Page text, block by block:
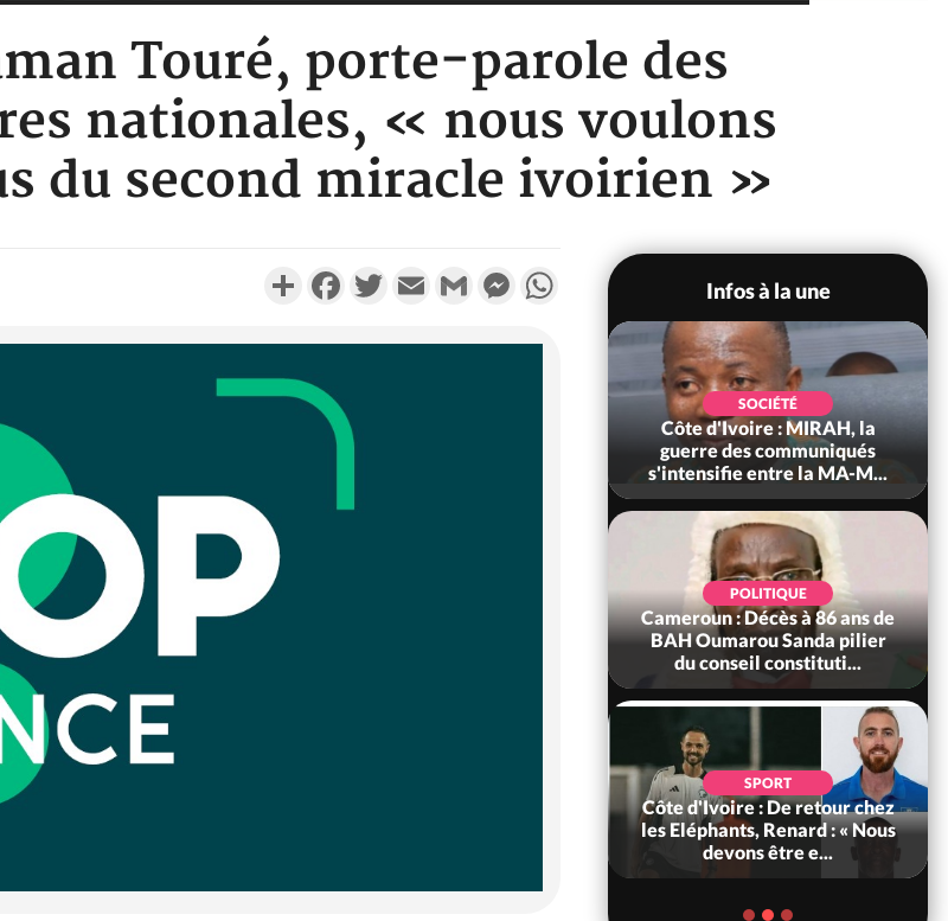
Touré, porte-parole des
nationales, « nous voulons
du second miracle ivoirien »
PartagerFacebookTwitterEmail Gmail MessengerWhatsApp
Infos à la une
Côte d'Ivoire : Man, deux
personnes périssent dans un
SOCIÉTÉ
Côte d'Ivoire : MIRAH, la
guerre des communiqués
s'intensifie entre la MA-M...
POLITIQUE
Cameroun : Décès à 86 ans de
BAH Oumarou Sanda pilier
du conseil constituti...
SPORT
Côte d'Ivoire : De retour chez
les Eléphants, Renard : « Nous
devons être e...